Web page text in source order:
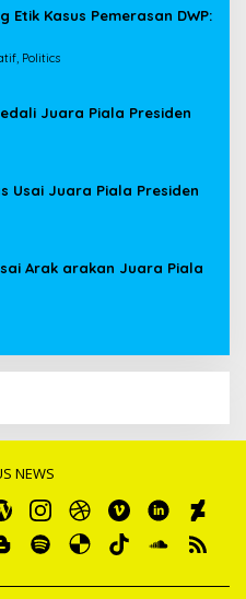
Etik Kasus Pemerasan DWP:
Politics
Juara Piala Presiden
Usai Juara Piala Presiden
Arak arakan Juara Piala